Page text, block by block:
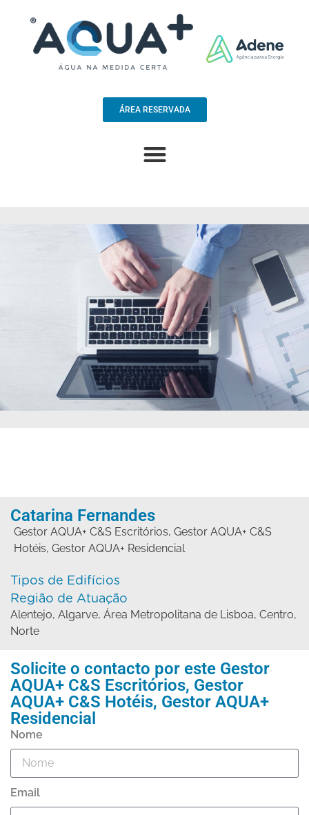
ÁREA RESERVADA
Catarina Fernandes
Gestor AQUA+ C&S Escritórios, Gestor AQUA+ C&S
Hotéis, Gestor AQUA+ Residencial
Tipos de Edifícios
Região de Atuação
Alentejo, Algarve, Área Metropolitana de Lisboa, Centro,
Norte
Solicite o contacto por este Gestor
AQUA+ C&S Escritórios, Gestor
AQUA+ C&S Hotéis, Gestor AQUA+
Residencial
Nome
Email